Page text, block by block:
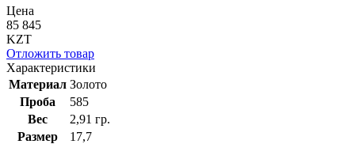
Цена
85 845
KZT
Отложить товар
Характеристики
Материал Золото
Проба
585
Вес
2,91 гр.
Размер
17,7